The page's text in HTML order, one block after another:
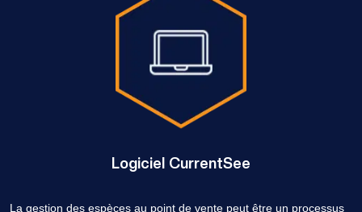
Logiciel CurrentSee
La gestion des espèces au point de vente peut être un processus